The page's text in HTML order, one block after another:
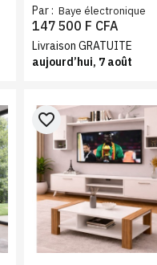
Par : Baye électronique
147 500 F CFA
Livraison GRATUITE
aujourd’hui, 7 août
favorite_border